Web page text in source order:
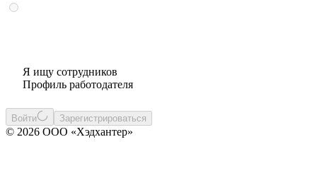
Я ищу сотрудников
Профиль работодателя
Войти Зарегистрироваться
© 2026 ООО «Хэдхантер»